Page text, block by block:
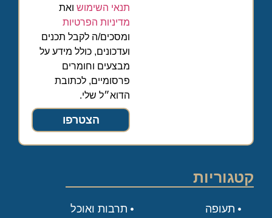
תנאי השימוש ואת
מדיניות הפרטיות
ומסכים/ה לקבל תכנים
ועדכונים, כולל מידע על
מבצעים וחומרים
פרסומיים, לכתובת
הדוא״ל שלי.
הצטרפו
קטגוריות
תעופה
תרבות ואוכל